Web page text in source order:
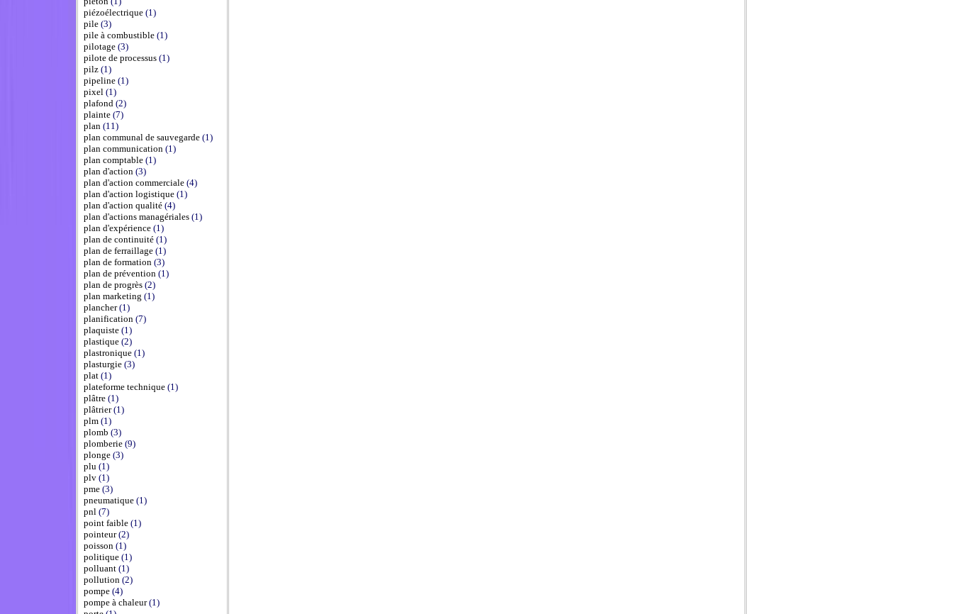
piézoélectrique (1)
pile (3)
pile à combustible (1)
pilotage (3)
pilote de processus (1)
pilz (1)
pipeline (1)
pixel (1)
plafond (2)
plainte (7)
plan (11)
plan communal de sauvegarde (1)
plan communication (1)
plan comptable (1)
plan d'action (3)
plan d'action commerciale (4)
plan d'action logistique (1)
plan d'action qualité (4)
plan d'actions managériales (1)
plan d'expérience (1)
plan de continuité (1)
plan de ferraillage (1)
plan de formation (3)
plan de prévention (1)
plan de progrès (2)
plan marketing (1)
plancher(1)
planification (7)
plaquiste (1)
plastique (2)
plastronique (1)
plasturgie (3)
plat (1)
plateforme technique (1)
plâtre (1)
plâtrier(1)
plm (1)
plomb (3)
plomberie (9)
plonge (3)
plu (1)
plv (1)
pme (3)
pneumatique (1)
pnl (7)
point faible (1)
pointeur(2)
poisson (1)
politique (1)
polluant (1)
pollution (2)
pompe (4)
pompe à chaleur(1)